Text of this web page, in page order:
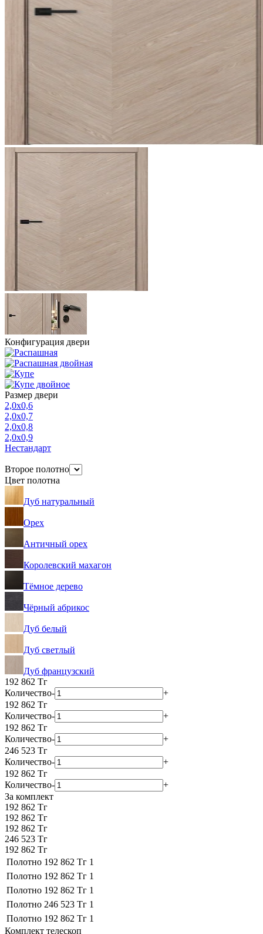
Конфигурация двери
Размер двери
2,0х0,6
2,0х0,7
2,0х0,8
2,0х0,9
Нестандарт
Второе полотно
Цвет полотна
Дуб натуральный
Орех
Античный орех
Королевский махагон
Тёмное дерево
Чёрный абрикос
Дуб белый
Дуб светлый
Дуб французский
192 862 Тг
Количество-
+
192 862 Тг
Количество-
+
192 862 Тг
Количество-
+
246 523 Тг
Количество-
+
192 862 Тг
Количество-
+
За комплект
192 862 Тг
192 862 Тг
192 862 Тг
246 523 Тг
192 862 Тг
Полотно 192 862 Тг 1
Полотно 192 862 Тг 1
Полотно 192 862 Тг 1
Полотно 246 523 Тг 1
Полотно 192 862 Тг 1
Комплект телескоп